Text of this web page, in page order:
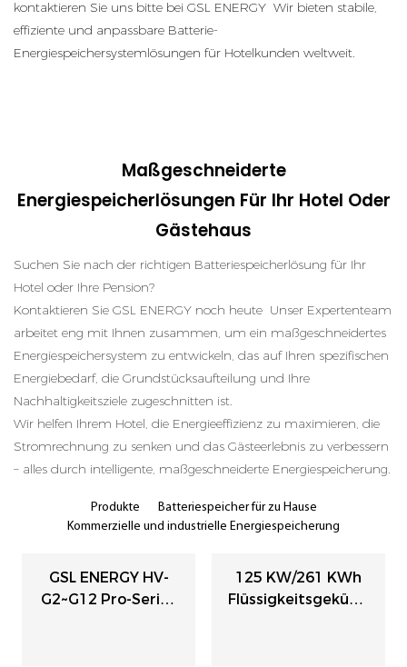
kontaktieren Sie uns bitte bei GSL ENERGY Wir bieten stabile,
effiziente und anpassbare Batterie-
Energiespeichersystemlösungen für Hotelkunden weltweit.
Maßgeschneiderte
Energiespeicherlösungen Für Ihr Hotel Oder
Gästehaus
Suchen Sie nach der richtigen Batteriespeicherlösung für Ihr
Hotel oder Ihre Pension?
Kontaktieren Sie GSL ENERGY noch heute Unser Expertenteam
arbeitet eng mit Ihnen zusammen, um ein maßgeschneidertes
Energiespeichersystem zu entwickeln, das auf Ihren spezifischen
Energiebedarf, die Grundstücksaufteilung und Ihre
Nachhaltigkeitsziele zugeschnitten ist.
Wir helfen Ihrem Hotel, die Energieeffizienz zu maximieren, die
Stromrechnung zu senken und das Gästeerlebnis zu verbessern
– alles durch intelligente, maßgeschneiderte Energiespeicherung.
Produkte
Batteriespeicher für zu Hause
Kommerzielle und industrielle Energiespeicherung
GSL ENERGY HV-
G2~G12 Pro-Serie |
125 KW/261 KWh
Flüssigkeitsgekühlt